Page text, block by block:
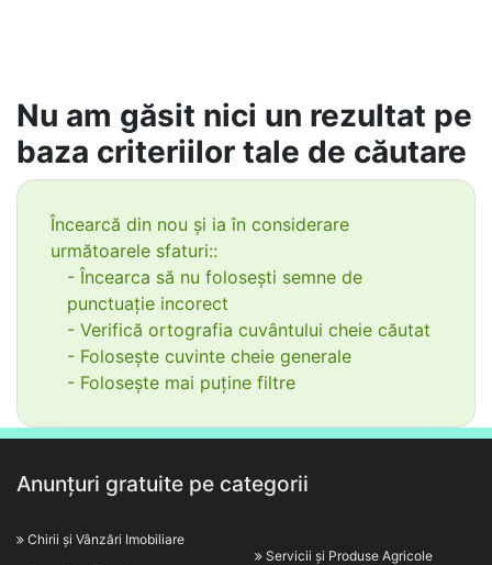
Nu am găsit nici un rezultat pe
baza criteriilor tale de căutare
Încearcă din nou și ia în considerare
următoarele sfaturi::
- Încearca să nu folosești semne de
punctuație incorect
- Verifică ortografia cuvântului cheie căutat
- Folosește cuvinte cheie generale
- Folosește mai puține filtre
Anunțuri gratuite pe categorii
Chirii și Vânzări Imobiliare
Servicii și Produse Agricole